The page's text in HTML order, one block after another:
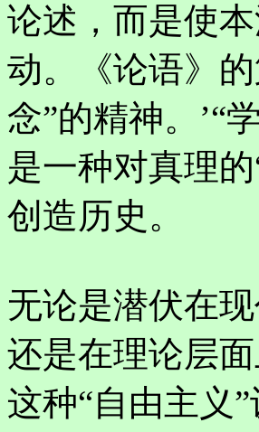
论述，而是使
动。《论语》
念”的精神。’“
是一种对真理
创造历史。
无论是潜伏在
还是在理论层
这种“自由主义